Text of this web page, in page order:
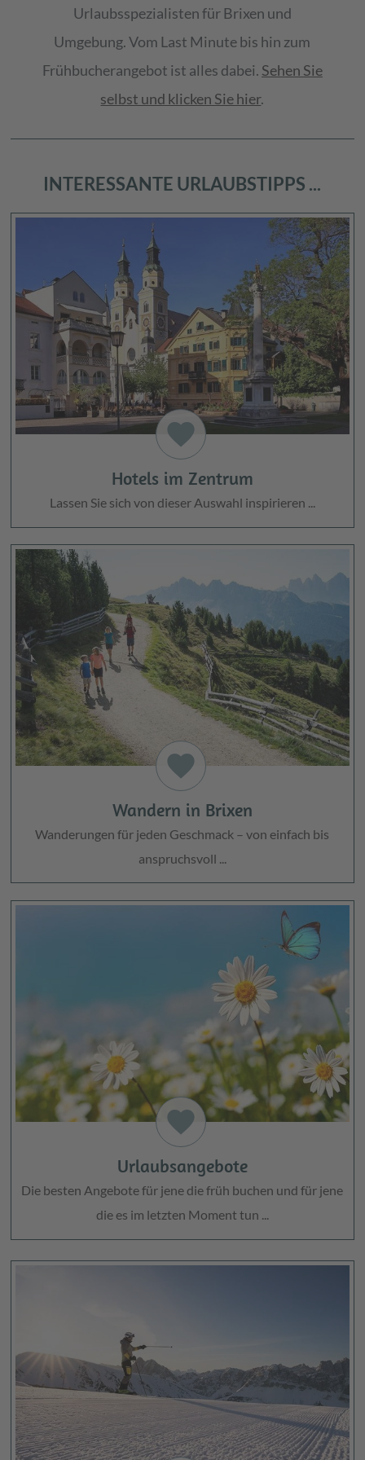
Urlaubsspezialisten für Brixen und
Umgebung. Vom Last Minute bis hin zum
Frühbucherangebot ist alles dabei. Sehen Sie
selbst und klicken Sie hier.
INTERESSANTE URLAUBSTIPPS ...
favorite
Hotels im Zentrum
Lassen Sie sich von dieser Auswahl inspirieren ...
favorite
Wandern in Brixen
Wanderungen für jeden Geschmack – von einfach bis
anspruchsvoll ...
favorite
Urlaubsangebote
Die besten Angebote für jene die früh buchen und für jene
die es im letzten Moment tun ...